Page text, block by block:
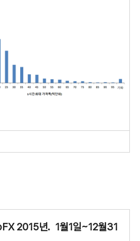
2015년. 1월1일~12월31